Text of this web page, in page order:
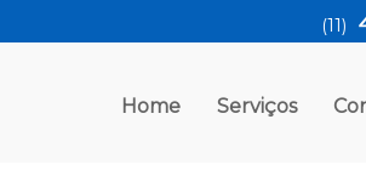
Home Serviços
(11)